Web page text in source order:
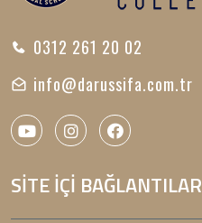
0312 261 20 02
info@darussifa.com.tr
SİTE İÇİ BAĞLANTILAR